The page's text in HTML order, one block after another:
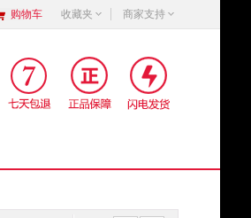
购物车 收藏夹 商家支持